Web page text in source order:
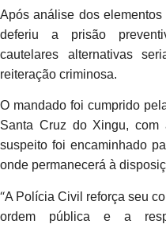
Após análise dos
deferiu a prisão
cautelares alternativas
reiteração criminosa.
O mandado foi cumprido
Santa Cruz do Xingu,
suspeito foi encaminhado
onde permanecerá à
“A Polícia Civil reforça seu
ordem pública e a